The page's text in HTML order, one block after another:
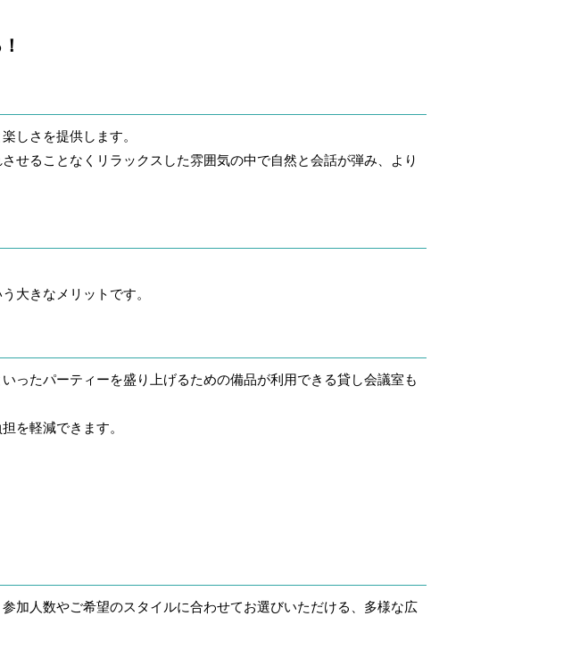
しさを提供します。
せることなくリラックスした雰囲気の中で自然と会話が弾み、より
大きなメリットです。
ったパーティーを盛り上げるための備品が利用できる貸し会議室も
を軽減できます。
加人数やご希望のスタイルに合わせてお選びいただける、多様な広